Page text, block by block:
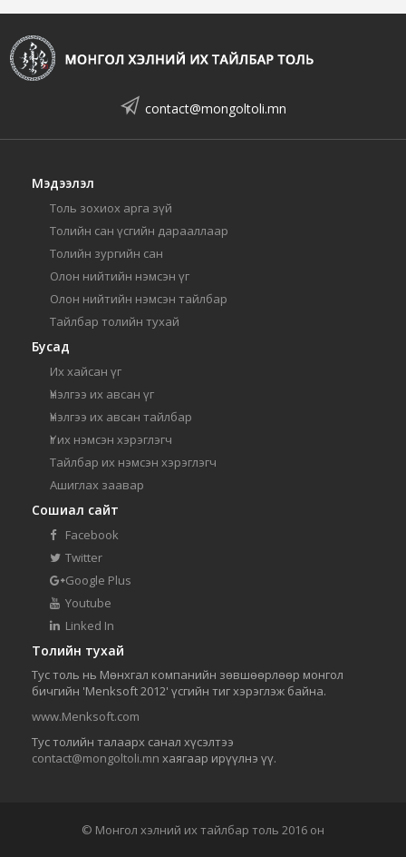
contact@mongoltoli.mn
Мэдээлэл
Толь зохиох арга зүй
Толийн сан үсгийн дарааллаар
Толийн зургийн сан
Олон нийтийн нэмсэн үг
Олон нийтийн нэмсэн тайлбар
Тайлбар толийн тухай
Бусад
Их хайсан үг
Үнэлгээ их авсан үг
Үнэлгээ их авсан тайлбар
Үг их нэмсэн хэрэглэгч
Тайлбар их нэмсэн хэрэглэгч
Ашиглах заавар
Сошиал сайт
Facebook
Twitter
Google Plus
Youtube
Linked In
Толийн тухай
Тус толь нь Мөнхгал компанийн зөвшөөрлөөр монгол
бичгийн 'Menksoft 2012' үсгийн тиг хэрэглэж байна.
www.Menksoft.com
Тус толийн талаарх санал хүсэлтээ
contact@mongoltoli.mn хаягаар ирүүлнэ үү.
© Монгол хэлний их тайлбар толь 2016 он